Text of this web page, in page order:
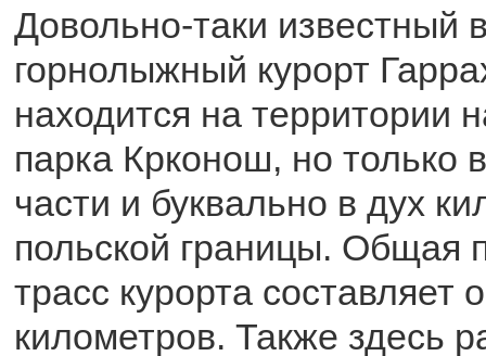
Довольно-таки известный
горнолыжный курорт
находится на территории
парка Крконош, но только
части и буквально в дух
польской границы. Общая
трасс курорта составляет
километров. Также здесь